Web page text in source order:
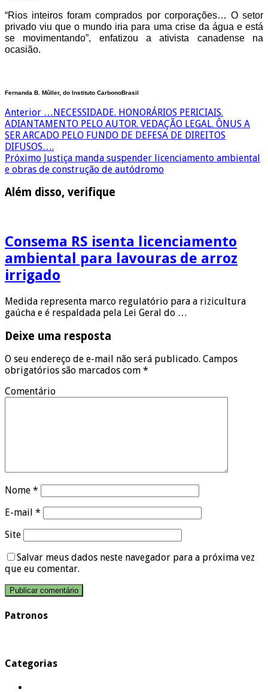
“Rios inteiros foram comprados por corporações… O setor
privado viu que o mundo iria para uma crise da água e está
se movimentando”, enfatizou a ativista canadense na
ocasião.
Fernanda B. Mûller, do Instituto CarbonoBrasil
Anterior …NECESSIDADE. HONORÁRIOS PERICIAIS.
ADIANTAMENTO PELO AUTOR. VEDAÇÃO LEGAL. ÔNUS A
SER ARCADO PELO FUNDO DE DEFESA DE DIREITOS
DIFUSOS….
Próximo Justiça manda suspender licenciamento ambiental
e obras de construção de autódromo
Além disso, verifique
Consema RS isenta licenciamento
ambiental para lavouras de arroz
irrigado
Medida representa marco regulatório para a rizicultura
gaúcha e é respaldada pela Lei Geral do …
Deixe uma resposta
O seu endereço de e-mail não será publicado. Campos
obrigatórios são marcados com *
Comentário
Nome *
E-mail *
Site
Salvar meus dados neste navegador para a próxima vez
que eu comentar.
Patronos
Categorias